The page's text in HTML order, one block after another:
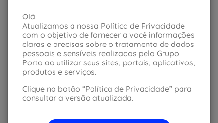
Olá!
Atualizamos a nossa Política de Privacidade
com o objetivo de fornecer a você informações
claras e precisas sobre o tratamento de dados
pessoais e sensíveis realizados pelo Grupo
Porto ao utilizar seus sites, portais, aplicativos,
produtos e serviços.
Clique no botão “Política de Privacidade” para
consultar a versão atualizada.